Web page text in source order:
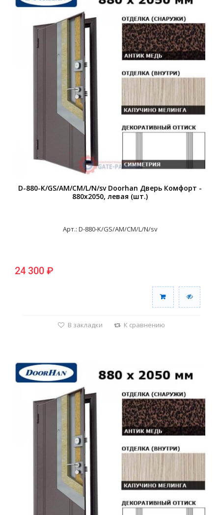
D-880-K/GS/AM/СM/L/N/sv Doorhan Дверь Комфорт -
880х2050, левая (шт.)
Арт.: D-880-K/GS/AM/СM/L/N/sv
24 300 ₽
В закладки К сравнению